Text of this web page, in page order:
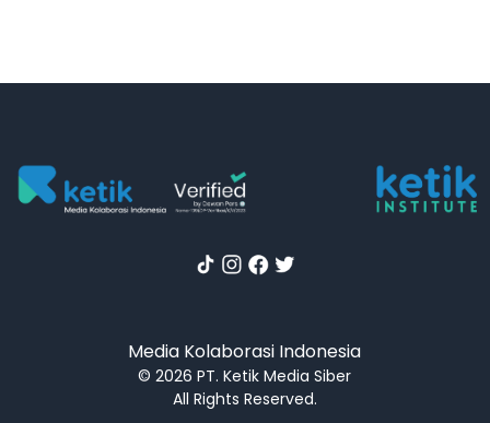
Media Kolaborasi Indonesia
© 2026 PT. Ketik Media Siber
All Rights Reserved.